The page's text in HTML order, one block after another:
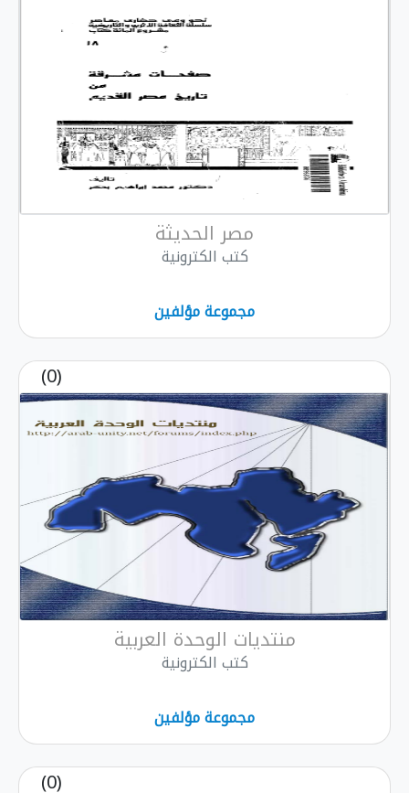
مصر الحديثة
كتب الكترونية
مجموعة مؤلفين
(0)
منتديات الوحدة العربية
كتب الكترونية
مجموعة مؤلفين
(0)